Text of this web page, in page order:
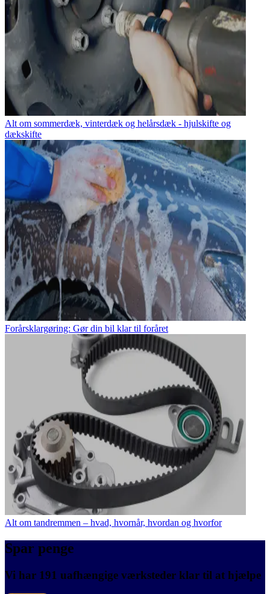
Alt om sommerdæk, vinterdæk og helårsdæk - hjulskifte og
dækskifte
Forårsklargøring: Gør din bil klar til foråret
Alt om tandremmen – hvad, hvornår, hvordan og hvorfor
Spar penge
Vi har 191 uafhængige værksteder klar til at hjælpe